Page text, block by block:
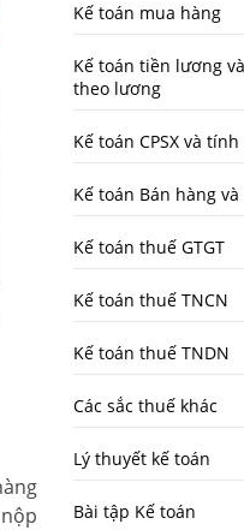
Kế toán mua hàng
Kế toán tiền lương
theo lương
Kế toán CPSX và tính
Kế toán Bán hàng
Kế toán thuế GTGT
Kế toán thuế TNCN
Kế toán thuế TNDN
Các sắc thuế khác
Lý thuyết kế toán
Bài tập Kế toán